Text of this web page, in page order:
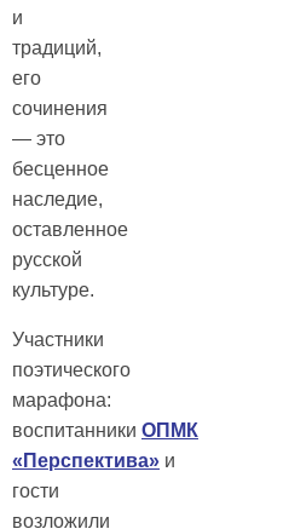
и
традиций,
его
сочинения
— это
бесценное
наследие,
оставленное
русской
культуре.
Участники
поэтического
марафона:
воспитанники ОПМК
«Перспектива» и
гости
возложили